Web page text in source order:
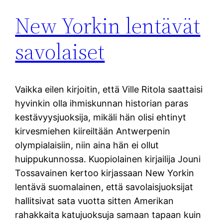
New Yorkin lentävät
savolaiset
Vaikka eilen kirjoitin, että Ville Ritola saattaisi
hyvinkin olla ihmiskunnan historian paras
kestävyysjuoksija, mikäli hän olisi ehtinyt
kirvesmiehen kiireiltään Antwerpenin
olympialaisiin, niin aina hän ei ollut
huippukunnossa. Kuopiolainen kirjailija Jouni
Tossavainen kertoo kirjassaan New Yorkin
lentävä suomalainen, että savolaisjuoksijat
hallitsivat sata vuotta sitten Amerikan
rahakkaita katujuoksuja samaan tapaan kuin